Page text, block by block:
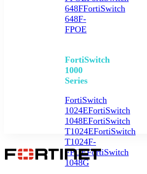
648FFortiSwitch
648F-
FPOE
FortiSwitch
1000
Series
FortiSwitch
1024EFortiSwitch
1048EFortiSwitch
T1024EFortiSwitch
T1024F-
FPOEFortiSwitch
1048G